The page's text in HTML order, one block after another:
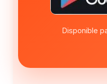
Disponible